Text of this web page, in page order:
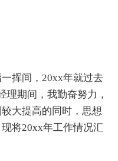
挥间，20xx年就过去
理期间，我勤奋努力，
大提高的同时，思想
将20xx年工作情况汇